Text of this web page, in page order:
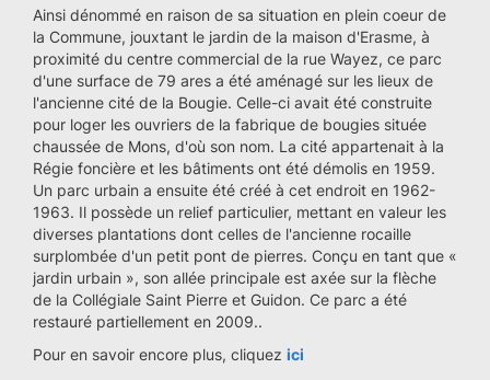
Ainsi dénommé en raison de sa situation en plein coeur de
la Commune, jouxtant le jardin de la maison d'Erasme, à
proximité du centre commercial de la rue Wayez, ce parc
d'une surface de 79 ares a été aménagé sur les lieux de
l'ancienne cité de la Bougie. Celle-ci avait été construite
pour loger les ouvriers de la fabrique de bougies située
chaussée de Mons, d'où son nom. La cité appartenait à la
Régie foncière et les bâtiments ont été démolis en 1959.
Un parc urbain a ensuite été créé à cet endroit en 1962-
1963. Il possède un relief particulier, mettant en valeur les
diverses plantations dont celles de l'ancienne rocaille
surplombée d'un petit pont de pierres. Conçu en tant que «
jardin urbain », son allée principale est axée sur la flèche
de la Collégiale Saint Pierre et Guidon. Ce parc a été
restauré partiellement en 2009..
Pour en savoir encore plus, cliquez ici